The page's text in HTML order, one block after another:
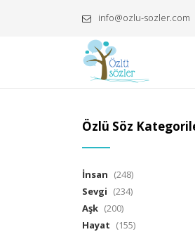
info@ozlu-sozler.com
Özlü Söz
İnsan (248)
Sevgi (234)
Aşk (200)
Hayat (155)